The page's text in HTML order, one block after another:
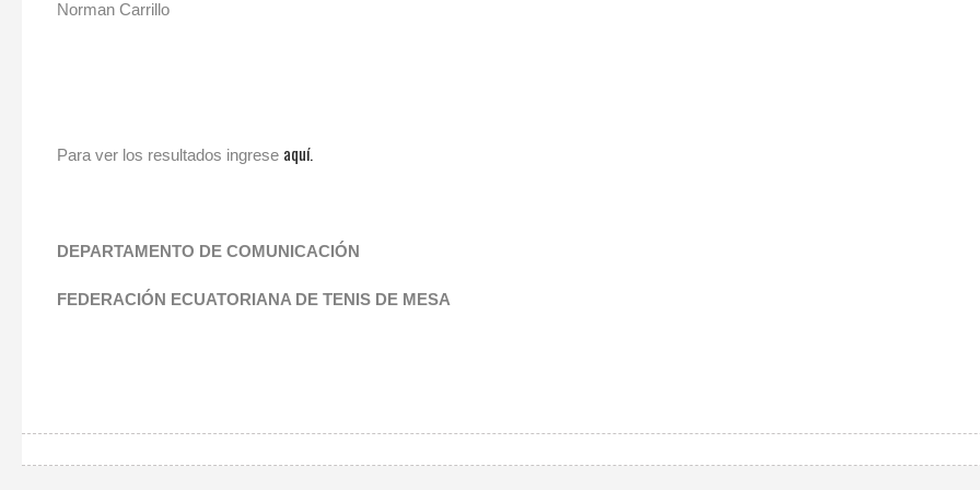
Norman Carrillo
Para ver los resultados ingrese aquí.
DEPARTAMENTO DE COMUNICACIÓN
FEDERACIÓN ECUATORIANA DE TENIS DE MESA